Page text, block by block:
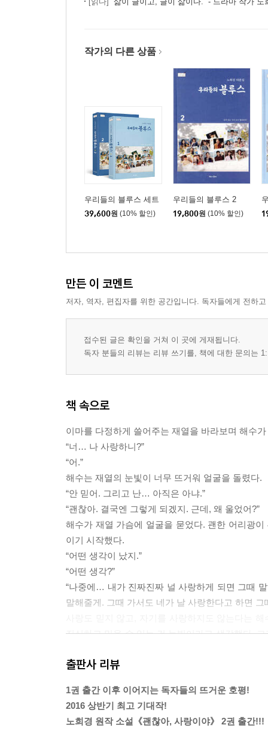
작가의 다른 상품
우리들의 블루스 세트
39,600원 (10% 할인)
우리들의 블루스 2
19,800원 (10% 할인)
만든 이 코멘트
저자, 역자, 편집자를 위한 공간입니다. 독자들에게 전하
접수된 글은 확인을 거쳐 이 곳에 게재됩니다.
독자 분들의 리뷰는 리뷰 쓰기를, 책에 대한 문의는
책 속으로
이마를 다정하게 쓸어주는 재열을 바라보며 해수
“너… 나 사랑하니?”
“어.”
해수는 재열의 눈빛이 너무 뜨거워 얼굴을 돌렸다.
“안 믿어. 그리고 난… 아직은 아냐.”
“괜찮아. 결국엔 그렇게 되겠지. 근데, 왜 울었어?”
해수가 재열 가슴에 얼굴을 묻었다. 괜한 어리광
이기 시작했다.
“어떤 생각이 났지.”
“어떤 생각?”
“나중에… 내가 진짜진짜 널 사랑하게 되면 그때
말해줄게. 그때 가서도 네가 날 사랑한다고 하면
진실하고 믿을 수 있는 건 눈빛이라고 생각했다.
“그래도, 난 사랑해.”
--- p.11~12
출소를 일주일 앞둔 재범의 마음은 싱숭생숭했다
출판사 리뷰
1권 출간 이후 이어지는 독자들의 뜨거운 호평!
2016 상반기 최고 기대작!
노희경 원작 소설《괜찮아, 사랑이야》 2권 출간!!!